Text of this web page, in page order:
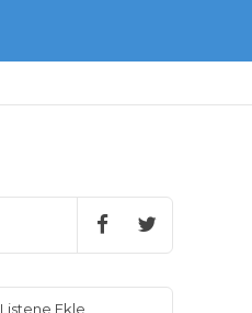
Listene Ekle